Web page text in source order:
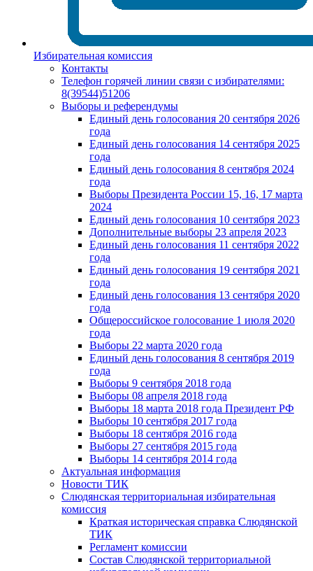
Избирательная комиссия
Контакты
Телефон горячей линии связи с избирателями:
8(39544)51206
Выборы и референдумы
Единый день голосования 20 сентября 2026
года
Единый день голосования 14 сентября 2025
года
Единый день голосования 8 сентября 2024
года
Выборы Президента России 15, 16, 17 марта
2024
Единый день голосования 10 сентября 2023
Дополнительные выборы 23 апреля 2023
Единый день голосования 11 сентября 2022
года
Единый день голосования 19 сентября 2021
года
Единый день голосования 13 сентября 2020
года
Общероссийское голосование 1 июля 2020
года
Выборы 22 марта 2020 года
Единый день голосования 8 сентября 2019
года
Выборы 9 сентября 2018 года
Выборы 08 апреля 2018 года
Выборы 18 марта 2018 года Президент РФ
Выборы 10 сентября 2017 года
Выборы 18 сентября 2016 года
Выборы 27 сентября 2015 года
Выборы 14 сентября 2014 года
Актуальная информация
Новости ТИК
Слюдянская территориальная избирательная
комиссия
Краткая историческая справка Слюдянской
ТИК
Регламент комиссии
Состав Слюдянской территориальной